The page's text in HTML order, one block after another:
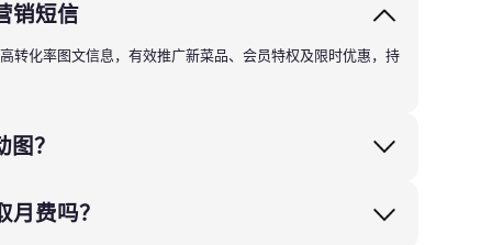
销短信
转化率图文信息，有效推广新菜品、会员特权及限时优惠，持
？
费吗？